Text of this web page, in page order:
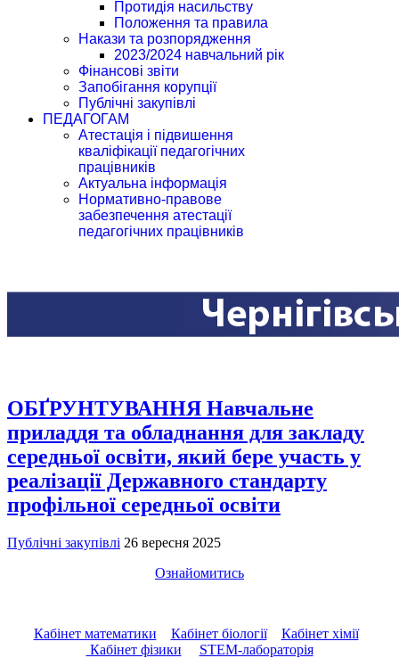
Протидія насильству
Положення та правила
Накази та розпорядження
2023/2024 навчальний рік
Фінансові звіти
Запобігання корупції
Публічні закупівлі
ПЕДАГОГАМ
Атестація і підвишення
кваліфікації педагогічних
працівників
Актуальна інформація
Нормативно-правове
забезпечення атестації
педагогічних працівників
ОБҐРУНТУВАННЯ Навчальне
приладдя та обладнання для закладу
середньої освіти, який бере участь у
реалізації Державного стандарту
профільної середньої освіти
Публічні закупівлі 26 вересня 2025
Ознайомитись
Кабінет математики Кабінет біології
Кабінет хімії
Кабінет фізики
STEM-лабораторія